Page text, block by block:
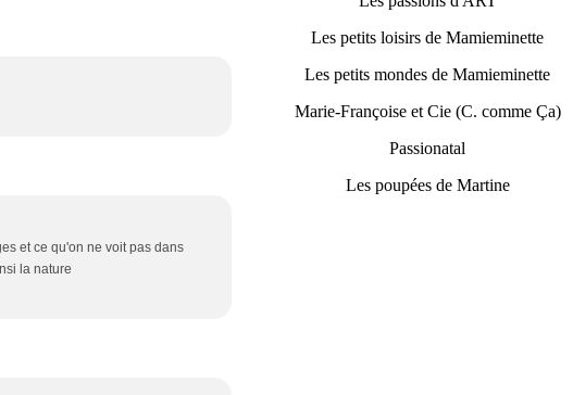
et ce qu'on ne voit pas dans
la nature
Les petits loisirs de Mamieminette
Les petits mondes de Mamieminette
Marie-Françoise et Cie (C. comme Ça)
Passionatal
Les poupées de Martine